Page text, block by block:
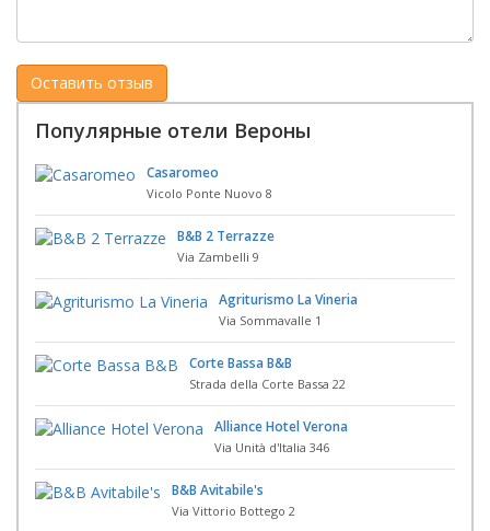
Популярные отели Вероны
Casaromeo
Vicolo Ponte Nuovo 8
B&B 2 Terrazze
Via Zambelli 9
Agriturismo La Vineria
Via Sommavalle 1
Corte Bassa B&B
Strada della Corte Bassa 22
Alliance Hotel Verona
Via Unità d'Italia 346
B&B Avitabile's
Via Vittorio Bottego 2